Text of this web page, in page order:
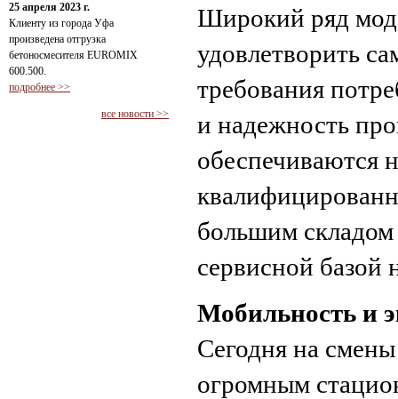
25 апреля 2023 г.
Клиенту из города Уфа
произведена отгрузка
бетоносмесителя EUROMIX
600.500.
подробнее >>
все новости >>
Широкий ряд
удовлетворить
требования
и надежность
обеспечиваются
большим
сервисной базой
Мобильность и
Сегодня на
огромным